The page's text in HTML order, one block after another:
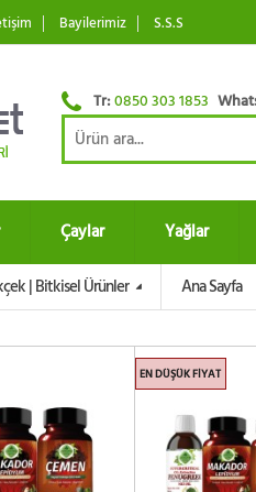
Bayilerimiz S.S.S
Tr:0850 303 1853
Çaylar Yağlar
| Bitkisel Ürünler Ana Sayfa
EN DÜŞÜK FIYAT